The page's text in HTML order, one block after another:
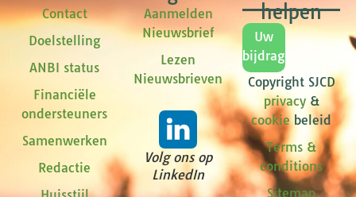
Contact
Doelstelling
ANBI status
Financiële
ondersteuners
Samenwerken
Redactie
Aanmelden
Nieuwsbrief
Lezen
Nieuwsbrieven
Volg ons op
LinkedIn
helpen
Uw
bijdrage
Copyright SJCD
privacy&
cookiebeleid
Terms &
conditions
Sitemap